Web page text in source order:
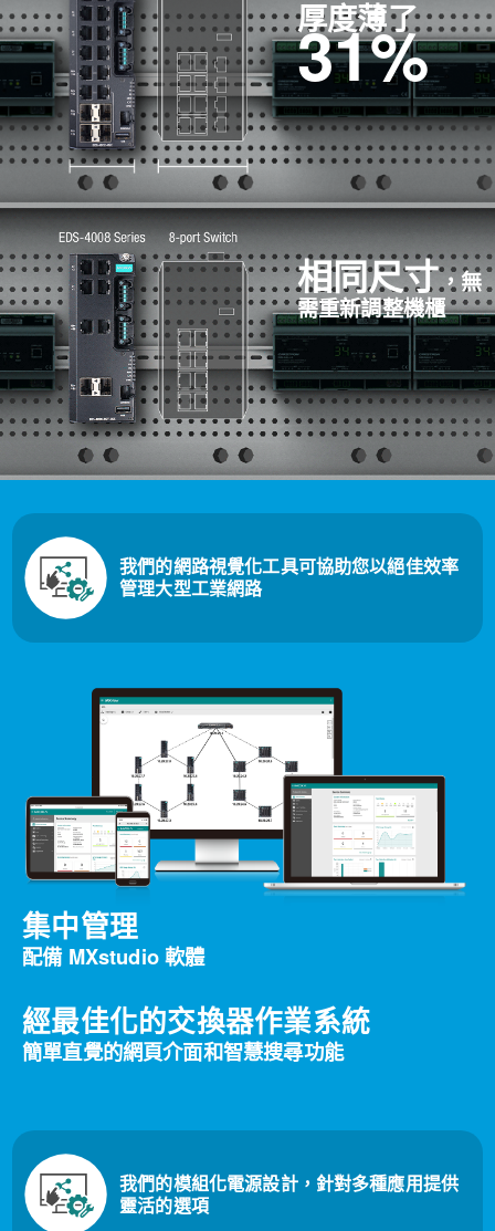
厚度薄了
31%
相同尺寸，無
需重新調整機櫃
我們的網路視覺化工具可協助您以絕佳效率
管理大型工業網路
集中管理
配備 MXstudio 軟體
經最佳化的交換器作業系統
簡單直覺的網頁介面和智慧搜尋功能
我們的模組化電源設計，針對多種應用提供
靈活的選項